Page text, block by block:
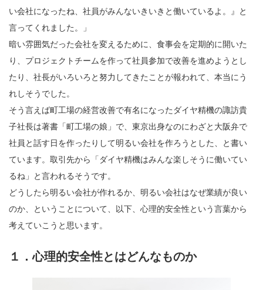
い会社になったね、社員がみんないきいきと働いているよ。』と
言ってくれました。」
暗い雰囲気だった会社を変えるために、食事会を定期的に開いた
り、プロジェクトチームを作って社員参加で改善を進めようとし
たり、社長がいろいろと努力してきたことが報われて、本当にう
れしそうでした。
そう言えば町工場の経営改善で有名になったダイヤ精機の諏訪貴
子社長は著書「町工場の娘」で、東京出身なのにわざと大阪弁で
社員と話す日を作ったりして明るい会社を作ろうとした、と書い
ています。取引先から「ダイヤ精機はみんな楽しそうに働いてい
るね」と言われるそうです。
どうしたら明るい会社が作れるか、明るい会社はなぜ業績が良い
のか、ということについて、以下、心理的安全性という言葉から
考えていこうと思います。
１．心理的安全性とはどんなものか